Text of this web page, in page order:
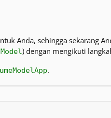
Anda, sehingga sekarang
) dengan mengikuti
.